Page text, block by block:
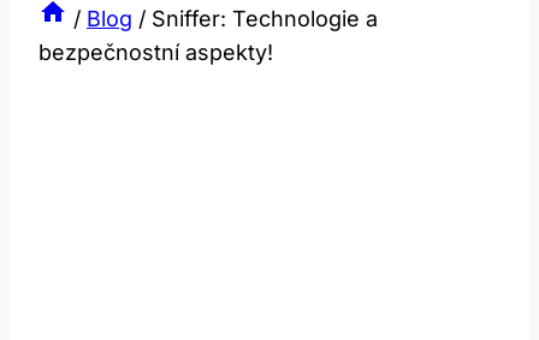
/ Blog / Sniffer: Technologie a
bezpečnostní aspekty!